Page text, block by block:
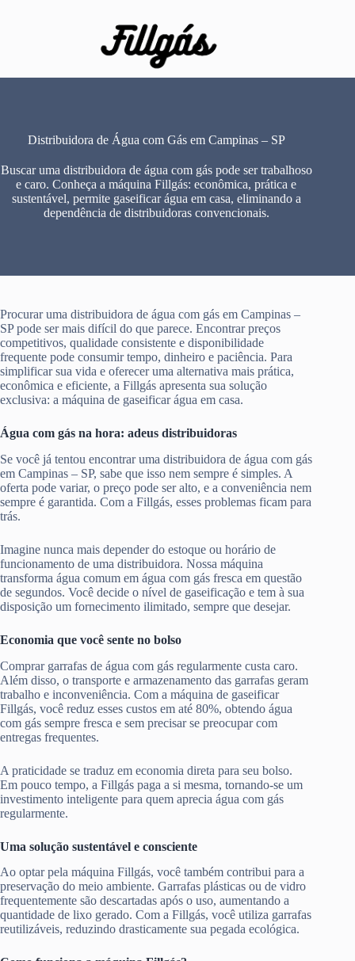
Distribuidora de Água com Gás em Campinas – SP
Buscar uma distribuidora de água com gás pode ser trabalhoso
e caro. Conheça a máquina Fillgás: econômica, prática e
sustentável, permite gaseificar água em casa, eliminando a
dependência de distribuidoras convencionais.
Procurar uma distribuidora de água com gás em Campinas –
SP pode ser mais difícil do que parece. Encontrar preços
competitivos, qualidade consistente e disponibilidade
frequente pode consumir tempo, dinheiro e paciência. Para
simplificar sua vida e oferecer uma alternativa mais prática,
econômica e eficiente, a Fillgás apresenta sua solução
exclusiva: a máquina de gaseificar água em casa.
Água com gás na hora: adeus distribuidoras
Se você já tentou encontrar uma distribuidora de água com gás
em Campinas – SP, sabe que isso nem sempre é simples. A
oferta pode variar, o preço pode ser alto, e a conveniência nem
sempre é garantida. Com a Fillgás, esses problemas ficam para
trás.
Imagine nunca mais depender do estoque ou horário de
funcionamento de uma distribuidora. Nossa máquina
transforma água comum em água com gás fresca em questão
de segundos. Você decide o nível de gaseificação e tem à sua
disposição um fornecimento ilimitado, sempre que desejar.
Economia que você sente no bolso
Comprar garrafas de água com gás regularmente custa caro.
Além disso, o transporte e armazenamento das garrafas geram
trabalho e inconveniência. Com a máquina de gaseificar
Fillgás, você reduz esses custos em até 80%, obtendo água
com gás sempre fresca e sem precisar se preocupar com
entregas frequentes.
A praticidade se traduz em economia direta para seu bolso.
Em pouco tempo, a Fillgás paga a si mesma, tornando-se um
investimento inteligente para quem aprecia água com gás
regularmente.
Uma solução sustentável e consciente
Ao optar pela máquina Fillgás, você também contribui para a
preservação do meio ambiente. Garrafas plásticas ou de vidro
frequentemente são descartadas após o uso, aumentando a
quantidade de lixo gerado. Com a Fillgás, você utiliza garrafas
reutilizáveis, reduzindo drasticamente sua pegada ecológica.